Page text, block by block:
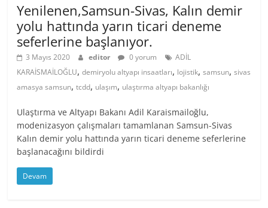
Yenilenen,Samsun-Sivas, Kalın demir
yolu hattında yarın ticari deneme
seferlerine başlanıyor.
3 Mayıs 2020 editor 0 yorum
ADİL
KARAİSMAİLOĞLU,demiryolu altyapı insaatları, lojistik,samsun,sivas
amasya samsun,tcdd, ulaşım, ulaştırma altyapı bakanlığı
Ulaştırma ve Altyapı Bakanı Adil Karaismailoğlu,
modenizasyon çalışmaları tamamlanan Samsun-Sivas
Kalın demir yolu hattında yarın ticari deneme seferlerine
başlanacağını bildirdi
Devam